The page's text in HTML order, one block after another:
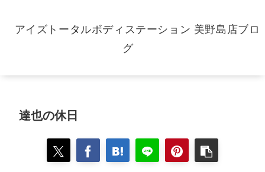
アイズトータルボディステーション 美野島店ブロ
グ
達也の休日